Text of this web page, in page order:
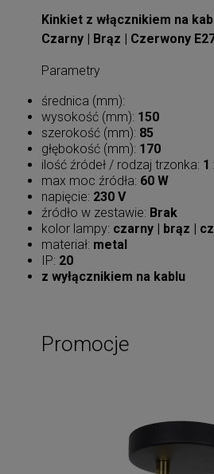
Kinkiet z włącznikiem na
Czarny | Brąz | Czerwony
Parametry
średnica (mm):
wysokość (mm): 150
szerokość (mm): 85
głębokość (mm): 170
ilość źródeł / rodzaj trzonka: 1
max moc źródła: 60 W
napięcie: 230 V
źródło w zestawie: Brak
kolor lampy: czarny | brąz |
materiał: metal
IP: 20
z wyłącznikiem na kablu
Promocje